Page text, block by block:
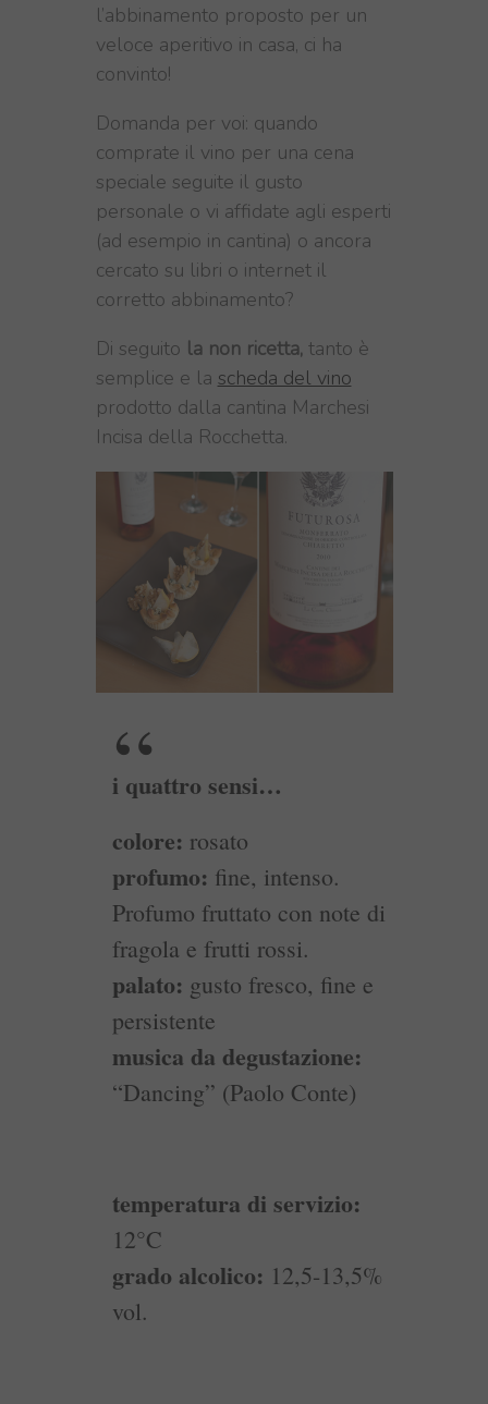
l’abbinamento proposto per un
veloce aperitivo in casa, ci ha
convinto!
Domanda per voi: quando
comprate il vino per una cena
speciale seguite il gusto
personale o vi affidate agli esperti
(ad esempio in cantina) o ancora
cercato su libri o internet il
corretto abbinamento?
Di seguito la non ricetta,tanto è
semplice e la scheda del vino
prodotto dalla cantina Marchesi
Incisa della Rocchetta.
i quattro sensi…
colore: rosato
profumo: fine, intenso.
Profumo fruttato con note di
fragola e frutti rossi.
palato: gusto fresco, fine e
persistente
musica da degustazione:
“Dancing” (Paolo Conte)
temperatura di servizio:
12°C
grado alcolico: 12,5-13,5%
vol.